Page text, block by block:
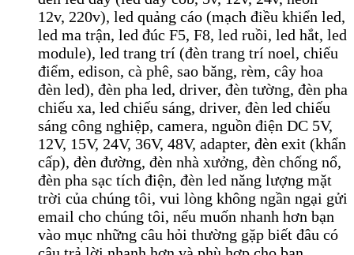
12v, 220v), led quảng cáo (mạch điều khiển led,
led ma trận, led đúc F5, F8, led ruồi, led hắt, led
module), led trang trí (đèn trang trí noel, chiếu
điểm, edison, cà phê, sao băng, rèm, cây hoa
đèn led), đèn pha led, driver, đèn tường, đèn pha
chiếu xa, led chiếu sáng, driver, đèn led chiếu
sáng công nghiệp, camera, nguồn điện DC 5V,
12V, 15V, 24V, 36V, 48V, adapter, đèn exit (khẩn
cấp), đèn đường, đèn nhà xưởng, đèn chống nổ,
đèn pha sạc tích điện, đèn led năng lượng mặt
trời của chúng tôi, vui lòng không ngần ngại gửi
email cho chúng tôi, nếu muốn nhanh hơn bạn
vào mục những câu hỏi thường gặp biết đâu có